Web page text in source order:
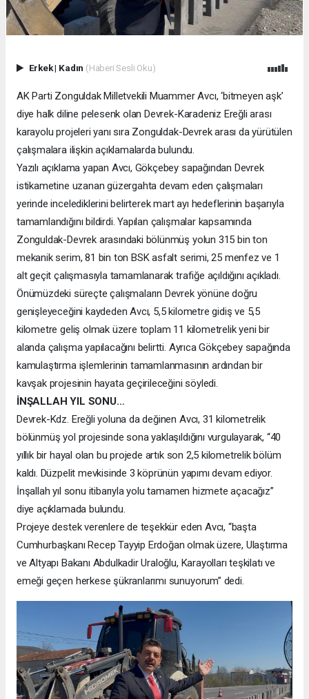
Erkek| Kadın (Haberi Sesli Oku)
AK Parti Zonguldak Milletvekili Muammer Avcı, ‘bitmeyen aşk’
diye halk diline pelesenk olan Devrek-Karadeniz Ereğli arası
karayolu projeleri yanı sıra Zonguldak-Devrek arası da yürütülen
çalışmalara ilişkin açıklamalarda bulundu.
Yazılı açıklama yapan Avcı, Gökçebey sapağından Devrek
istikametine uzanan güzergahta devam eden çalışmaları
yerinde incelediklerini belirterek mart ayı hedeflerinin başarıyla
tamamlandığını bildirdi. Yapılan çalışmalar kapsamında
Zonguldak-Devrek arasındaki bölünmüş yolun 315 bin ton
mekanik serim, 81 bin ton BSK asfalt serimi, 25 menfez ve 1
alt geçit çalışmasıyla tamamlanarak trafiğe açıldığını açıkladı.
Önümüzdeki süreçte çalışmaların Devrek yönüne doğru
genişleyeceğini kaydeden Avcı, 5,5 kilometre gidiş ve 5,5
kilometre geliş olmak üzere toplam 11 kilometrelik yeni bir
alanda çalışma yapılacağını belirtti. Ayrıca Gökçebey sapağında
kamulaştırma işlemlerinin tamamlanmasının ardından bir
kavşak projesinin hayata geçirileceğini söyledi.
İNŞALLAH YIL SONU…
Devrek-Kdz. Ereğli yoluna da değinen Avcı, 31 kilometrelik
bölünmüş yol projesinde sona yaklaşıldığını vurgulayarak, “40
yıllık bir hayal olan bu projede artık son 2,5 kilometrelik bölüm
kaldı. Düzpelit mevkisinde 3 köprünün yapımı devam ediyor.
İnşallah yıl sonu itibarıyla yolu tamamen hizmete açacağız”
diye açıklamada bulundu.
Projeye destek verenlere de teşekkür eden Avcı, “başta
Cumhurbaşkanı Recep Tayyip Erdoğan olmak üzere, Ulaştırma
ve Altyapı Bakanı Abdulkadir Uraloğlu, Karayolları teşkilatı ve
emeği geçen herkese şükranlarımı sunuyorum” dedi.